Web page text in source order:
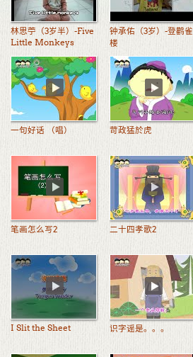
林思苧（3岁半）-Five
Little Monkeys
钟承佑（3岁）-登鹳雀
楼
一句好话 （唱） 苛政猛於虎
笔画怎么写2 二十四孝歌2
I Slit the Sheet 识字谣是。。。